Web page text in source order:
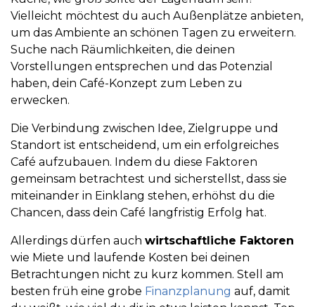
Vielleicht möchtest du auch Außenplätze anbieten,
um das Ambiente an schönen Tagen zu erweitern.
Suche nach Räumlichkeiten, die deinen
Vorstellungen entsprechen und das Potenzial
haben, dein Café-Konzept zum Leben zu
erwecken.
Die Verbindung zwischen Idee, Zielgruppe und
Standort ist entscheidend, um ein erfolgreiches
Café aufzubauen. Indem du diese Faktoren
gemeinsam betrachtest und sicherstellst, dass sie
miteinander in Einklang stehen, erhöhst du die
Chancen, dass dein Café langfristig Erfolg hat.
Allerdings dürfen auch wirtschaftliche Faktoren
wie Miete und laufende Kosten bei deinen
Betrachtungen nicht zu kurz kommen. Stell am
besten früh eine grobe Finanzplanung auf, damit